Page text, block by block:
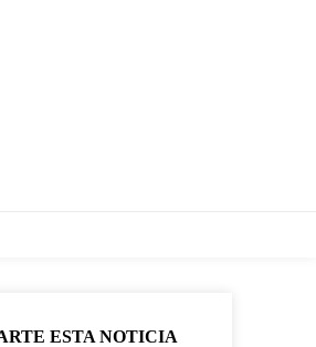
ESTA NOTICIA